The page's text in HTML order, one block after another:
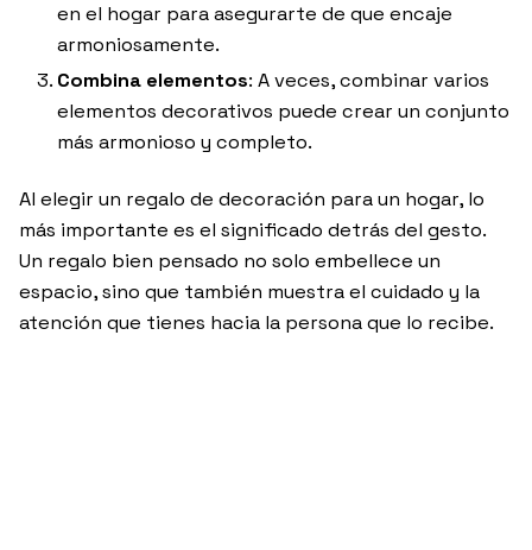
en el hogar para asegurarte de que encaje
armoniosamente.
Combina elementos: A veces, combinar varios
elementos decorativos puede crear un conjunto
más armonioso y completo.
Al elegir un regalo de decoración para un hogar, lo
más importante es el significado detrás del gesto.
Un regalo bien pensado no solo embellece un
espacio, sino que también muestra el cuidado y la
atención que tienes hacia la persona que lo recibe.